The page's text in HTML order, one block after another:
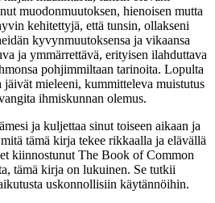
muodonmuutoksen, hienoisen mutta
kehitettyjä, että tunsin, ollakseni
kyvynmuutoksensa ja vikaansa
ja ymmärrettävä, erityisen ilahduttava
pohjimmiltaan tarinoita. Lopulta
jäivät mieleeni, kummitteleva muistutus
ihmiskunnan olemus.
ja kuljettaa sinut toiseen aikaan ja
tämä kirja tekee rikkaalla ja elävällä
kiinnostunut The Book of Common
tämä kirja on lukuinen. Se tutkii
uskonnollisiin käytännöihin.